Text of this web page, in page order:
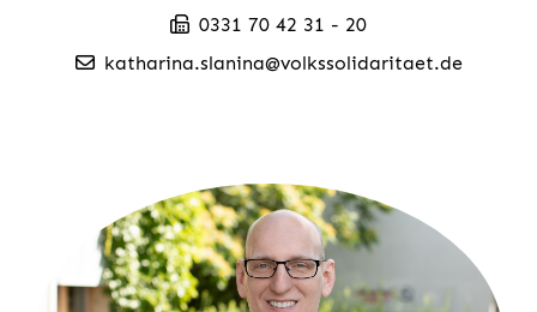
0331 70 42 31 - 20
katharina.slanina@volkssolidaritaet.de